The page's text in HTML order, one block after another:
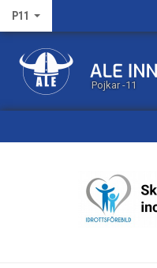
P11
Pojkar -11